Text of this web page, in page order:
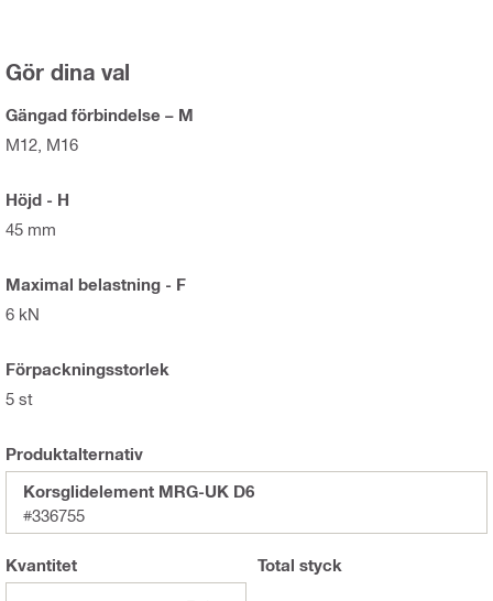
Gör dina val
Gängad förbindelse – M
M12, M16
Höjd - H
45 mm
Maximal belastning - F
6 kN
Förpackningsstorlek
5 st
Produktalternativ
Korsglidelement MRG-UK D6
#336755
Kvantitet Total styck